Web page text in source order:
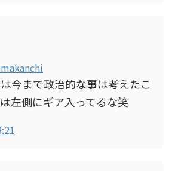
今まで政治的な事は考えたこ
左側にギア入ってるな笑